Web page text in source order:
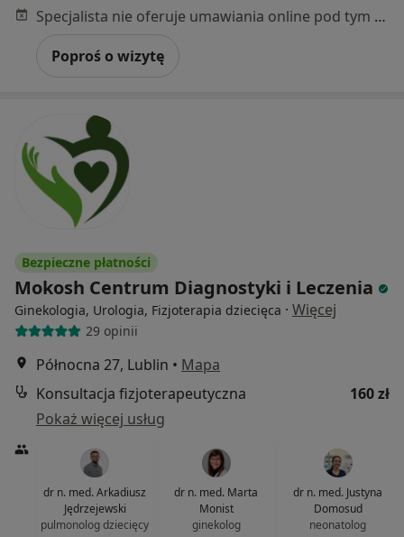
Specjalista nie oferuje umawiania online pod tym adresem.
Poproś o wizytę
Bezpieczne płatności
Mokosh Centrum Diagnostyki i Leczenia
Ginekologia, Urologia, Fizjoterapia dziecięca · Więcej
29 opinii
Północna 27, Lublin • Mapa
Konsultacja fizjoterapeutyczna
160 zł
Pokaż więcej usług
dr n. med. Arkadiusz
Jędrzejewski
pulmonolog dziecięcy
dr n. med. Marta
Monist
ginekolog
dr n. med. Justyna
Domosud
neonatolog